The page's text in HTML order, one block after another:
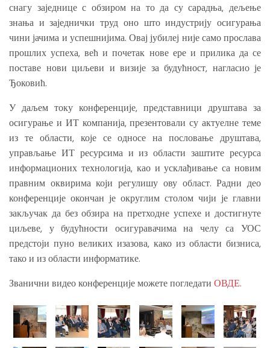
снагу заједнице с обзиром на то да су сарадња, дељење
знања и заједнички труд оно што индустрију осигурања
чини јачима и успешнијима. Овај јубилеј није само прослава
прошлих успеха, већ и почетак нове ере и прилика да се
поставе нови циљеви и визије за будућност, нагласио је
Ђоковић.
У даљем току конференције, представници друштава за
осигурање и ИТ компанија, презентовали су актуелне теме
из те области, које се односе на пословање друштава,
управљање ИТ ресурсима и из области заштите ресурса
информационих технологија, као и усклађивање са новим
правним оквирима који регулишу ову област. Радни део
конференције окончан је округлим столом чији је главни
закључак да без обзира на претходне успехе и достигнуте
циљеве, у будућности осигуравачима на челу са УОС
предстоји пуно великих изазова, како из области бизниса,
тако и из области информатике.
Званични видео конференције можете погледати ОВДЕ.